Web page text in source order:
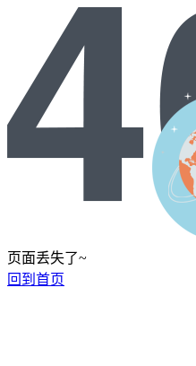
页面丢失了~
回到首页